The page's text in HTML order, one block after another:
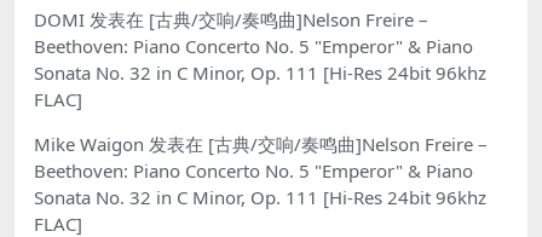
DOMI 发表在 [古典/交响/奏鸣曲]Nelson Freire –
Beethoven: Piano Concerto No. 5 "Emperor" & Piano
Sonata No. 32 in C Minor, Op. 111 [Hi-Res 24bit 96khz
FLAC]
Mike Waigon 发表在 [古典/交响/奏鸣曲]Nelson Freire –
Beethoven: Piano Concerto No. 5 "Emperor" & Piano
Sonata No. 32 in C Minor, Op. 111 [Hi-Res 24bit 96khz
FLAC]